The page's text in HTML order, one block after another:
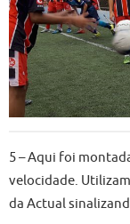
5 – Aqui foi
velocidade.
da Actual